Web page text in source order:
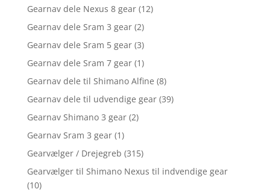
Gearnav dele Nexus 8 gear (12)
Gearnav dele Sram 3 gear (2)
Gearnav dele Sram 5 gear (3)
Gearnav dele Sram 7 gear (1)
Gearnav dele til Shimano Alfine (8)
Gearnav dele til udvendige gear (39)
Gearnav Shimano 3 gear (2)
Gearnav Sram 3 gear (1)
Gearvælger / Drejegreb (315)
Gearvælger til Shimano Nexus til indvendige gear
(10)